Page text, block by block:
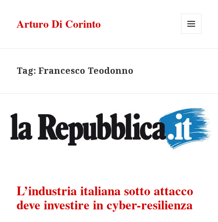
Arturo Di Corinto
Tag:Francesco Teodonno
L’industria italiana sotto attacco
deve investire in cyber-resilienza